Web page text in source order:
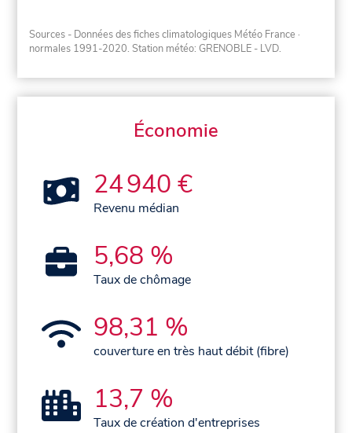
Sources - Données des fiches climatologiques Météo France ·
normales 1991-2020. Station météo: GRENOBLE - LVD.
Économie
24 940 €
Revenu médian
5,68 %
Taux de chômage
98,31 %
couverture en très haut débit (fibre)
13,7 %
Taux de création d'entreprises